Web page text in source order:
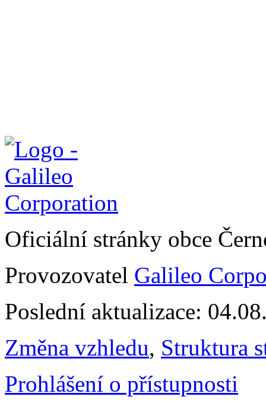
Oficiální stránky obce
Provozovatel Galileo
Poslední aktualizace:
Změna vzhledu, Struktura
Prohlášení o přístupnosti